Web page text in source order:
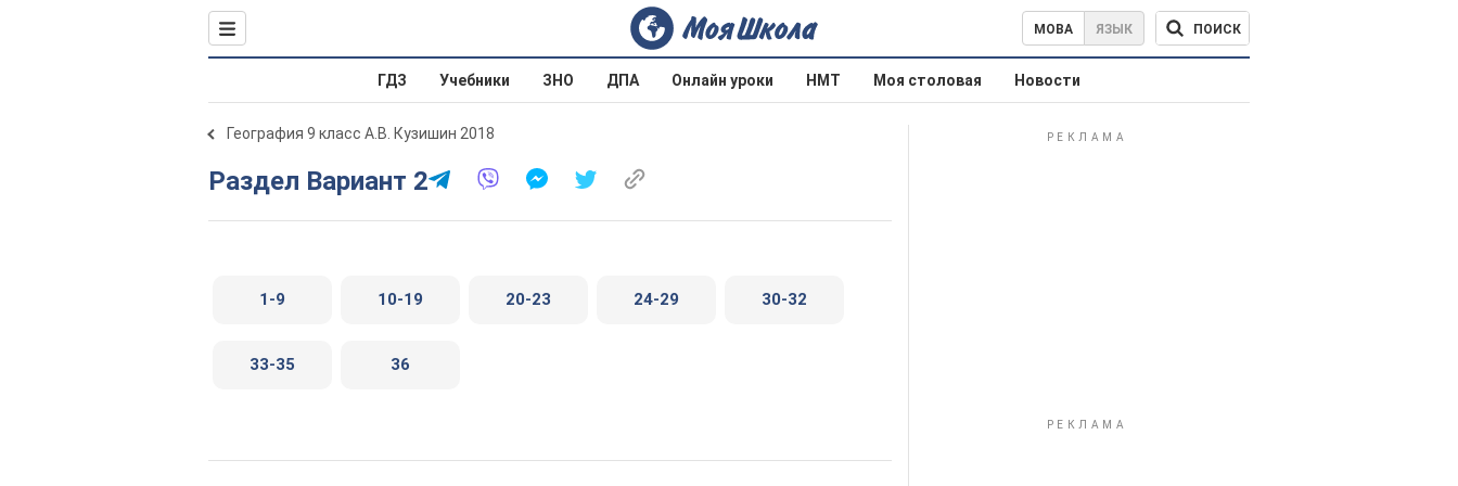
МОВА ЯЗЫК ПОИСК
ГДЗ Учебники ЗНО ДПА Онлайн уроки НМТ Моя столовая Новости
География 9 класс А.В. Кузишин 2018
Раздел Вариант 2
1-9 10-19 20-23 24-29 30-32
33-35 36